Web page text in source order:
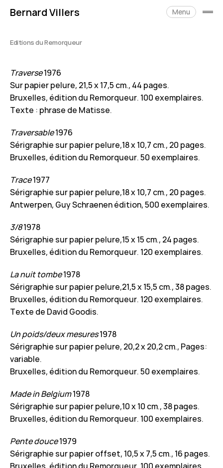
Bernard Villers Menu
Editions du Remorqueur
Traverse1976
Sur papier pelure, 21,5 x 17,5 cm., 44 pages.
Bruxelles, édition du Remorqueur. 100 exemplaires.
Texte : phrase de Matisse.
Traversable1976
Sérigraphie sur papier pelure,18 x 10,7 cm., 20 pages.
Bruxelles, édition du Remorqueur. 50 exemplaires.
Trace1977
Sérigraphie sur papier pelure,18 x 10,7 cm., 20 pages.
Antwerpen, Guy Schraenen édition, 500 exemplaires.
3/81978
Sérigraphie sur papier pelure,15 x 15 cm., 24 pages.
Bruxelles, édition du Remorqueur. 120 exemplaires.
La nuit tombe1978
Sérigraphie sur papier pelure,21,5 x 15,5 cm., 38 pages.
Bruxelles, édition du Remorqueur. 120 exemplaires.
Texte de David Goodis.
Un poids/deux mesures1978
Sérigraphie sur papier pelure, 20,2 x 20,2 cm., Pages:
variable.
Bruxelles, édition du Remorqueur. 50 exemplaires.
Made in Belgium1978
Sérigraphie sur papier pelure,10 x 10 cm., 38 pages.
Bruxelles, édition du Remorqueur. 100 exemplaires.
Pente douce1979
Sérigraphie sur papier offset, 10,5 x 7,5 cm., 16 pages.